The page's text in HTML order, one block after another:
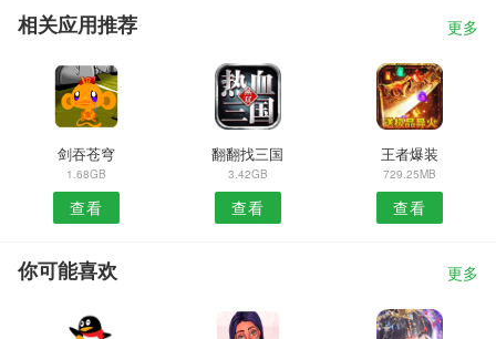
相关应用推荐 更多
剑吞苍穹
1.68GB
查看
翻翻找三国
3.42GB
查看
王者爆装
729.25MB
查看
你可能喜欢 更多